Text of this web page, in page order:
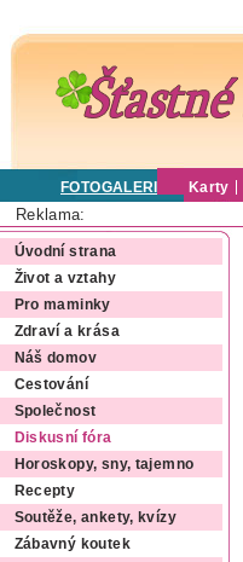
FOTOGALERIE Karty
Reklama:
Úvodní strana
Život a vztahy
Pro maminky
Zdraví a krása
Náš domov
Cestování
Společnost
Diskusní fóra
Horoskopy, sny, tajemno
Recepty
Soutěže, ankety, kvízy
Zábavný koutek